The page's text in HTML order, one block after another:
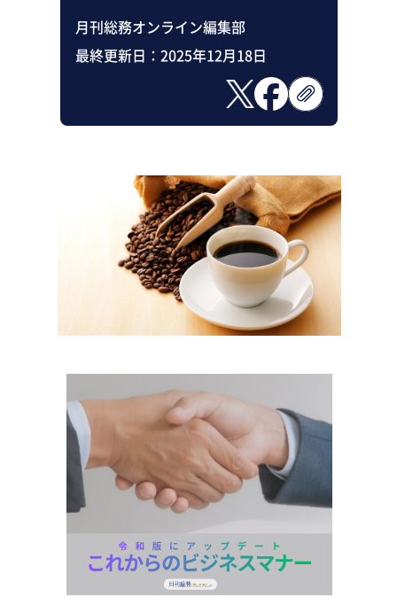
月刊総務オンライン編集部
最終更新日： 2025年12月18日